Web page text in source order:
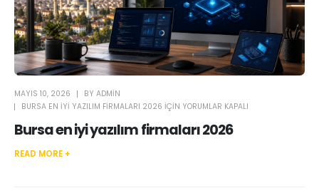
MAYIS 10, 2026 BY ADMIN
BURSA EN IYI YAZILIM FIRMALARI 2026 IÇIN YORUMLAR KAPALI
Bursa en iyi yazılım firmaları 2026
READ MORE +